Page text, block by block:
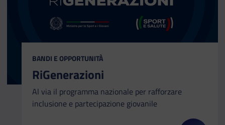
CATEGORIA:
BANDI E OPPORTUNITÀ
RiGenerazioni
Al via il programma nazionale per rafforzare
inclusione e partecipazione giovanile